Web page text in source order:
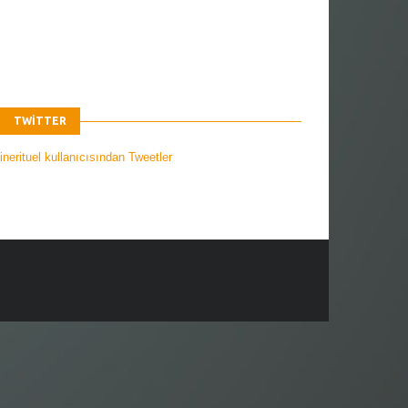
TWITTER
kullanıcısından Tweetler